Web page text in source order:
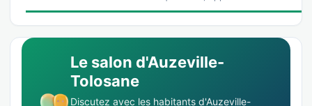
Le salon d'Auzeville-
Tolosane
Discutez avec les habitants d'Auzeville-